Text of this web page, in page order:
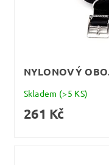
NYLONOVÝ
Skladem (>5 KS)
261 Kč